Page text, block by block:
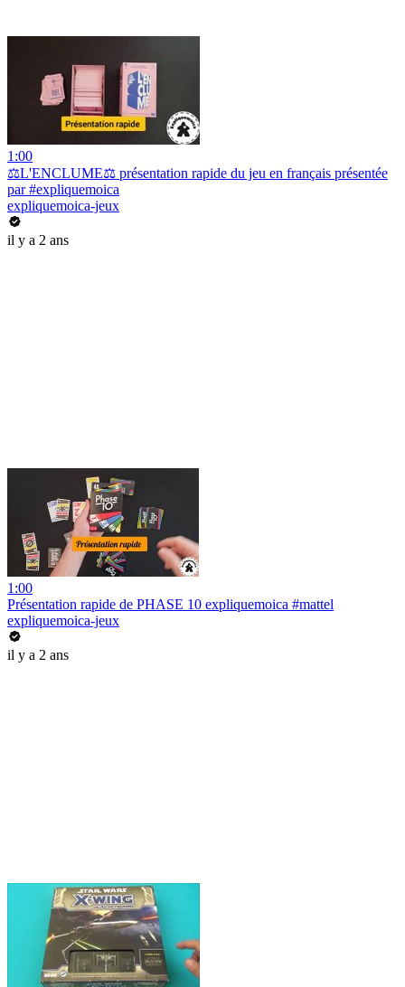
1:00
⚖️L'ENCLUME⚖️ présentation rapide du jeu en français présentée
par #expliquemoica
expliquemoica-jeux
il y a 2 ans
1:00
Présentation rapide de PHASE 10 expliquemoica #mattel
expliquemoica-jeux
il y a 2 ans